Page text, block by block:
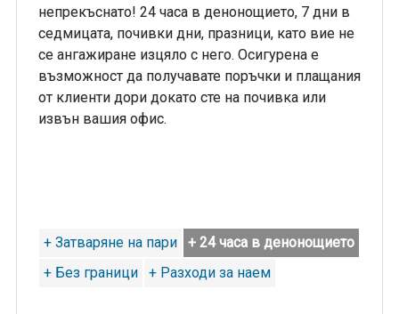
непрекъснато! 24 часа в денонощието, 7 дни в
седмицата, почивки дни, празници, като вие не
се ангажиране изцяло с него. Осигурена е
възможност да получавате поръчки и плащания
от клиенти дори докато сте на почивка или
извън вашия офис.
+ Затваряне на пари
+ 24 часа в денонощието
+ Без граници
+ Разходи за наем